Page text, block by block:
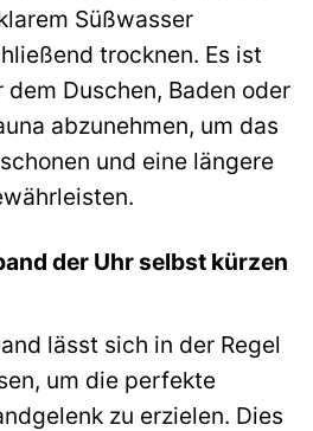
Süßwasser
trocknen. Es ist
Duschen, Baden oder
abzunehmen, um das
und eine längere
der Uhr selbst kürzen
lässt sich in der Regel
um die perfekte
zu erzielen. Dies